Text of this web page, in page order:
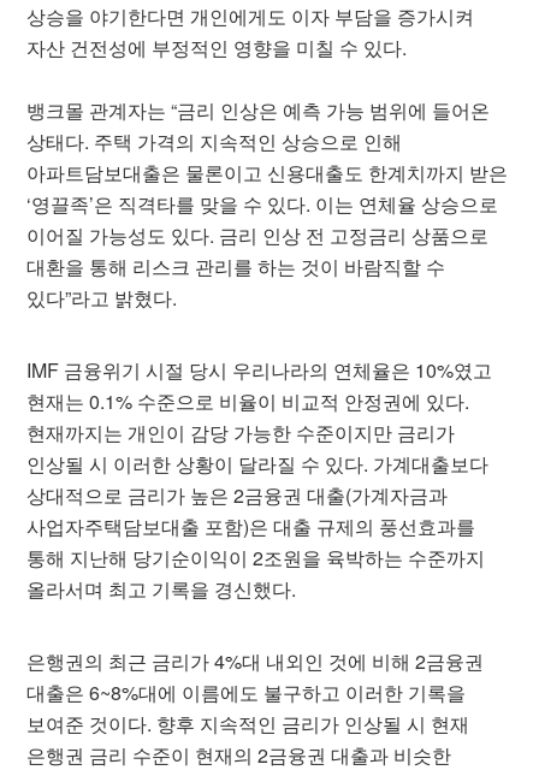
상승을 야기한다면 개인에게도 이자 부담을 증가시켜
자산 건전성에 부정적인 영향을 미칠 수 있다.
뱅크몰 관계자는 “금리 인상은 예측 가능 범위에 들어온
상태다. 주택 가격의 지속적인 상승으로 인해
아파트담보대출은 물론이고 신용대출도 한계치까지 받은
‘영끌족’은 직격타를 맞을 수 있다. 이는 연체율 상승으로
이어질 가능성도 있다. 금리 인상 전 고정금리 상품으로
대환을 통해 리스크 관리를 하는 것이 바람직할 수
있다”라고 밝혔다.
IMF 금융위기 시절 당시 우리나라의 연체율은 10%였고
현재는 0.1% 수준으로 비율이 비교적 안정권에 있다.
현재까지는 개인이 감당 가능한 수준이지만 금리가
인상될 시 이러한 상황이 달라질 수 있다. 가계대출보다
상대적으로 금리가 높은 2금융권 대출(가계자금과
사업자주택담보대출 포함)은 대출 규제의 풍선효과를
통해 지난해 당기순이익이 2조원을 육박하는 수준까지
올라서며 최고 기록을 경신했다.
은행권의 최근 금리가 4%대 내외인 것에 비해 2금융권
대출은 6~8%대에 이름에도 불구하고 이러한 기록을
보여준 것이다. 향후 지속적인 금리가 인상될 시 현재
은행권 금리 수준이 현재의 2금융권 대출과 비슷한